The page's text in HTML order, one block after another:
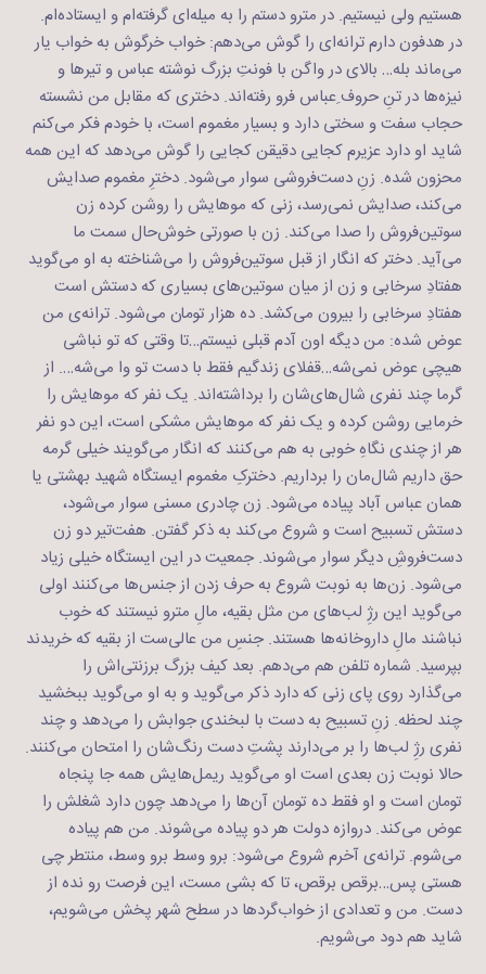
هستیم ولی نیستیم. در مترو دستم را به میله‌ای گرفته‌ام و ایستاده‌ام.
در هدفون دارم ترانه‌ای را گوش می‌دهم: خواب خرگوش به خواب یار
می‌ماند بله… بالای در واگن با فونتِ بزرگ نوشته عباس و تیرها و
نیزه‌ها در تنِ حروف ِعباس فرو رفته‌اند. دختری که مقابل من نشسته
حجاب سفت و سختی دارد و بسیار مغموم است، با خودم فکر می‌کنم
شاید او دارد عزیرم کجایی دقیقن کجایی را گوش می‌دهد که این همه
محزون شده. زنِ دست‌فروشی سوار می‌شود. دخترِ مغموم صدایش
می‌کند، صدایش نمی‌رسد، زنی که موهایش را روشن کرده زن
سوتین‌فروش را صدا می‌کند. زن با صورتی خوش‌حال سمت ما
می‌آید. دختر که انگار از قبل سوتین‌فروش را می‌شناخته به او می‌گوید
هفتادِ سرخابی و زن از میان سوتین‌های بسیاری که دستش است
هفتادِ سرخابی را بیرون می‌کشد. ده هزار تومان می‌شود. ترانه‌ی من
عوض شده: من دیگه اون آدم قبلی نیستم…تا وقتی که تو نباشی
هیچی عوض نمی‌شه…قفلای زندگیم فقط با دست تو وا می‌شه…. از
گرما چند نفری شال‌های‌شان را برداشته‌اند. یک نفر که موهایش را
خرمایی روشن کرده و یک نفر که موهایش مشکی است، این دو نفر
هر از چندی نگاهِ خوبی به هم می‌کنند که انگار می‌گویند خیلی گرمه
حق داریم شال‌مان را برداریم. دخترکِ مغموم ایستگاه شهید بهشتی یا
همان عباس آباد پیاده می‌شود. زن چادری مسنی سوار می‌شود،
دستش تسبیح است و شروع می‌کند به ذکر گفتن. هفت‌تیر دو زن
دست‌فروشِ دیگر سوار می‌شوند. جمعیت در این ایستگاه خیلی زیاد
می‌شود. زن‌ها به نوبت شروع به حرف زدن از جنس‌ها می‌کنند اولی
می‌گوید این رژِ لب‌های من مثل بقیه، مالِ مترو نیستند که خوب
نباشند مالِ داروخانه‌ها هستند. جنسِ من عالی‌ست از بقیه که خریدند
بپرسید. شماره تلفن هم می‌دهم. بعد کیف بزرگ برزنتی‌اش را
می‌گذارد روی پای زنی که دارد ذکر می‌گوید و به او می‌گوید ببخشید
چند لحظه. زنِ تسبیح به دست با لبخندی جوابش را می‌دهد و چند
نفری رژِ لب‌ها را بر می‌دارند پشتِ دست رنگ‌شان را امتحان می‌کنند.
حالا نوبت زن بعدی است او می‌گوید ریمل‌هایش همه جا پنجاه
تومان است و او فقط ده تومان آن‌ها را می‌دهد چون دارد شغلش را
عوض می‌کند. دروازه دولت هر دو پیاده می‌شوند. من هم پیاده
می‌شوم. ترانه‌ی آخرم شروع می‌شود: برو وسط برو وسط، منتطر چی
هستی پس…برقص برقص، تا که بشی مست، این فرصت رو نده از
دست. من و تعدادی از خواب‌گردها در سطح شهر پخش می‌شویم،
شاید هم دود می‌شویم.